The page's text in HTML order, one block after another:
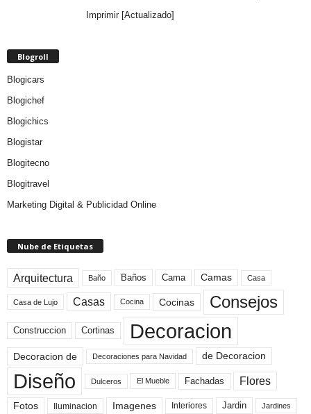
Imprimir [Actualizado]
Blogroll
Blogicars
Blogichef
Blogichics
Blogistar
Blogitecno
Blogitravel
Marketing Digital & Publicidad Online
Nube de Etiquetas
Arquitectura Baño Baños Cama Camas Casa
Casa de Lujo Casas Cocina Cocinas Consejos
Construccion Cortinas Decoracion
Decoracion de Decoraciones para Navidad de Decoracion
Diseño Dulceros El Mueble Fachadas Flores
Fotos Iluminacion Imagenes Interiores Jardin Jardines